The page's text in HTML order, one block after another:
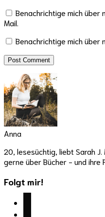
Benachrichtige mich über
Mail.
Benachrichtige mich über
Anna
20, lesesüchtig, liebt Sarah J.
gerne über Bücher - und ihre
Folgt mir!